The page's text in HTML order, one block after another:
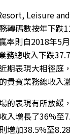
Leisure
轉碼數按年下跌
率則自2018年5
務總收入下跌
期表現大相徑庭
貴賓業務總收入
的表現有所放緩
入增長了36%至
增加38.5%至